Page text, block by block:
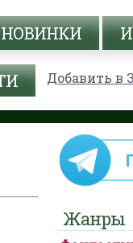
НОВИНКИ
Добавить в
Жанры